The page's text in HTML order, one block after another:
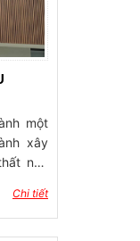
một
xây
nhờ
này
cầu về
Chi tiết